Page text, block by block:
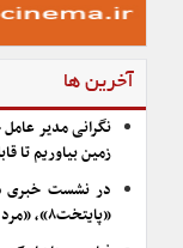
آخرین ها
نگرانی مدیر
زمین بیاوریم تا
در نشست خبری
«پایتخت۸»، «مرد سه هزار چهره»، «سلمان فارسی» و…